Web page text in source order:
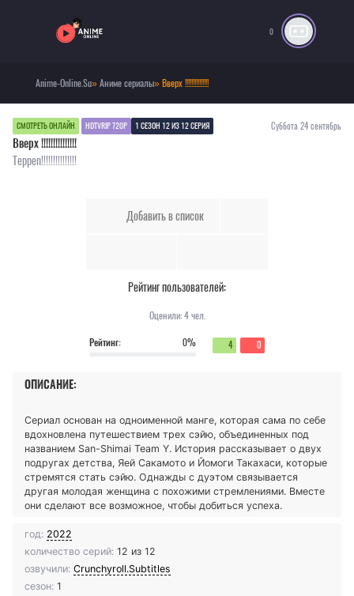
0
Anime-Online.Su»Аниме сериалы» Вверх !!!!!!!!!!!!!!!
СМОТРЕТЬ ОНЛАЙН HDTVRIP 720P 1 СЕЗОН 12 ИЗ 12 СЕРИЯ Суббота 24 сентябрь
Вверх !!!!!!!!!!!!!!!
Teppen!!!!!!!!!!!!!!!
Добавить в список
Рейтинг пользователей:
Оценили:4чел.
Рейтинг:
0% 4 0
ОПИСАНИЕ:
Сериал основан на одноименной манге, которая сама по себе
вдохновлена путешествием трех сэйю, объединенных под
названием San-Shimai Team Y. История рассказывает о двух
подругах детства, Яей Сакамото и Йомоги Такахаси, которые
стремятся стать сэйю. Однажды с дуэтом связывается
другая молодая женщина с похожими стремлениями. Вместе
они сделают все возможное, чтобы добиться успеха.
год: 2022
количество серий: 12 из 12
озвучили: Crunchyroll.Subtitles
сезон: 1